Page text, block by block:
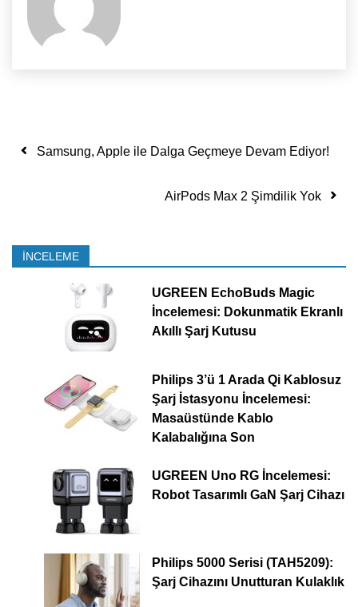
Yazı dolaşımı
Samsung, Apple ile Dalga Geçmeye Devam Ediyor!
AirPods Max 2 Şimdilik Yok
İNCELEME
UGREEN EchoBuds Magic
İncelemesi: Dokunmatik Ekranlı
Akıllı Şarj Kutusu
Philips 3’ü 1 Arada Qi Kablosuz
Şarj İstasyonu İncelemesi:
Masaüstünde Kablo
Kalabalığına Son
UGREEN Uno RG İncelemesi:
Robot Tasarımlı GaN Şarj Cihazı
Philips 5000 Serisi (TAH5209):
Şarj Cihazını Unutturan Kulaklık